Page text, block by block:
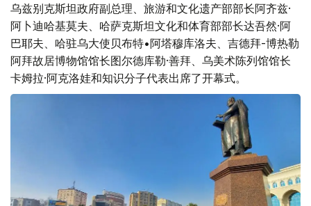
乌兹别克斯坦政府副总理、旅游和文化遗产部部长阿齐兹·
阿卜迪哈基莫夫、哈萨克斯坦文化和体育部部长达吾然·阿
巴耶夫、哈驻乌大使贝布特•阿塔穆库洛夫、吉德拜-博热勒
阿拜故居博物馆馆长图尔德库勒·善拜、乌美术陈列馆馆长
卡姆拉·阿克洛娃和知识分子代表出席了开幕式。